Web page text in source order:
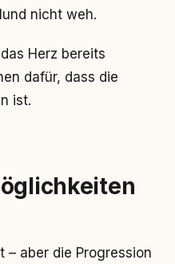
nicht weh.
Herz bereits
dafür, dass die
ist.
– aber die Progression